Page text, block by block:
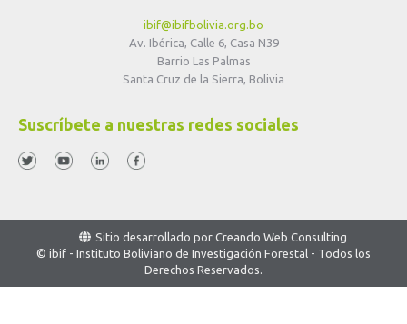
ibif@ibifbolivia.org.bo
Av. Ibérica, Calle 6, Casa N39
Barrio Las Palmas
Santa Cruz de la Sierra, Bolivia
Suscríbete a nuestras redes sociales
Sitio desarrollado por Creando Web Consulting
© ibif - Instituto Boliviano de Investigación Forestal - Todos los
Derechos Reservados.